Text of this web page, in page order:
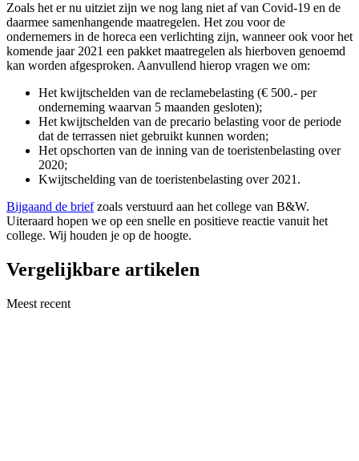
Zoals het er nu uitziet zijn we nog lang niet af van Covid-19 en de
daarmee samenhangende maatregelen. Het zou voor de
ondernemers in de horeca een verlichting zijn, wanneer ook voor het
komende jaar 2021 een pakket maatregelen als hierboven genoemd
kan worden afgesproken. Aanvullend hierop vragen we om:
Het kwijtschelden van de reclamebelasting (€ 500.- per
onderneming waarvan 5 maanden gesloten);
Het kwijtschelden van de precario belasting voor de periode
dat de terrassen niet gebruikt kunnen worden;
Het opschorten van de inning van de toeristenbelasting over
2020;
Kwijtschelding van de toeristenbelasting over 2021.
Bijgaand de briefzoals verstuurd aan het college van B&W.
Uiteraard hopen we op een snelle en positieve reactie vanuit het
college. Wij houden je op de hoogte.
Vergelijkbare artikelen
Meest recent